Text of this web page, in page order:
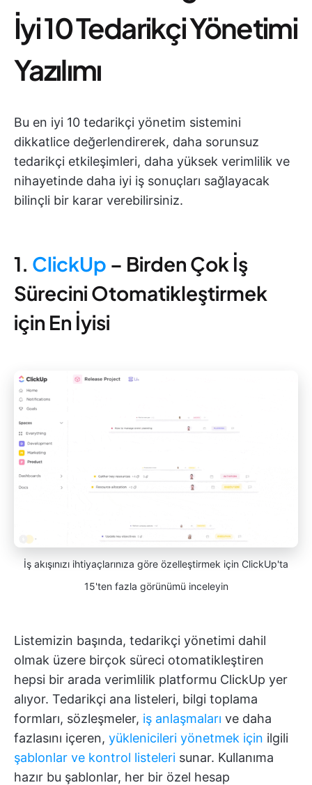
İyi 10 Tedarikçi Yönetimi
Yazılımı
Bu en iyi 10 tedarikçi yönetim sistemini
dikkatlice değerlendirerek, daha sorunsuz
tedarikçi etkileşimleri, daha yüksek verimlilik ve
nihayetinde daha iyi iş sonuçları sağlayacak
bilinçli bir karar verebilirsiniz.
1. ClickUp – Birden Çok İş
Sürecini Otomatikleştirmek
için En İyisi
İş akışınızı ihtiyaçlarınıza göre özelleştirmek için ClickUp'ta
15'ten fazla görünümü inceleyin
Listemizin başında, tedarikçi yönetimi dahil
olmak üzere birçok süreci otomatikleştiren
hepsi bir arada verimlilik platformu ClickUp yer
alıyor. Tedarikçi ana listeleri, bilgi toplama
formları, sözleşmeler, iş anlaşmaları ve daha
fazlasını içeren, yüklenicileri yönetmek için ilgili
şablonlar ve kontrol listeleri sunar. Kullanıma
hazır bu şablonlar, her bir özel hesap